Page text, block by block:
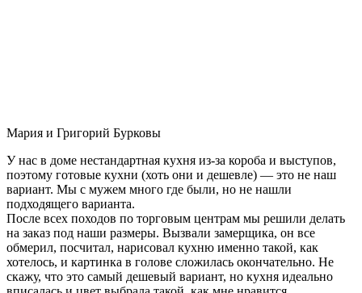
Мария и Григорий Бурковы
У нас в доме нестандартная кухня из-за короба и выступов,
поэтому готовые кухни (хоть они и дешевле) — это не наш
вариант. Мы с мужем много где были, но не нашли
подходящего варианта.
После всех походов по торговым центрам мы решили делать
на заказ под наши размеры. Вызвали замерщика, он все
обмерил, посчитал, нарисовал кухню именно такой, как
хотелось, и картинка в голове сложилась окончательно. Не
скажу, что это самый дешевый вариант, но кухня идеально